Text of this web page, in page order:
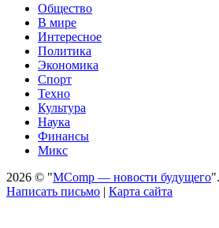
Общество
В мире
Интересное
Политика
Экономика
Спорт
Техно
Культура
Наука
Финансы
Микс
2026 © "MComp — новости будущего
Написать письмо | Карта сайта